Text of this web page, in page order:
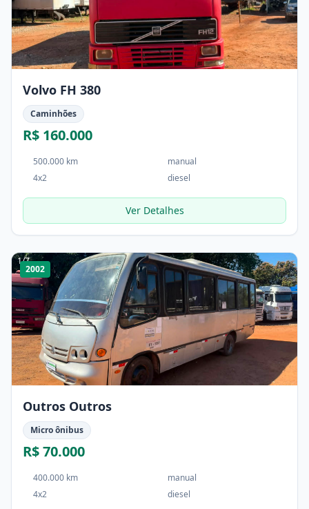
Volvo FH 380
Caminhões
R$ 160.000
500.000 km
manual
4x2
diesel
Ver Detalhes
1/7
2002
Outros Outros
Micro ônibus
R$ 70.000
400.000 km
manual
4x2
diesel